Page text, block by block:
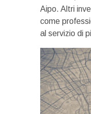
Aipo. Altri
come
al servizio di